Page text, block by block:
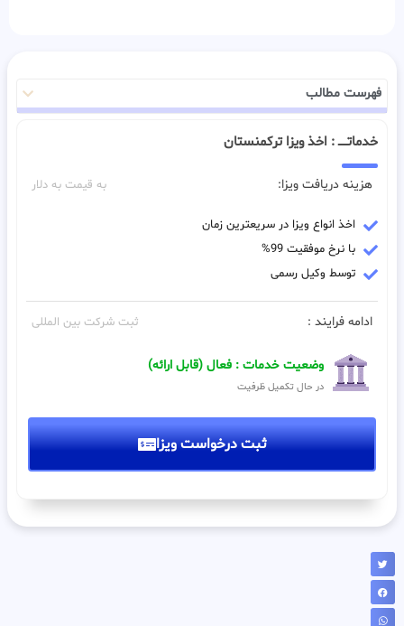
فهرست مطالب
خدماتـــــ : اخذ ویزا ترکمنستان
هزینه دریافت ویزا: به قیمت به دلار
اخذ انواع ویزا در سریعترین زمان
با نرخ موفقیت 99%
توسط وکیل رسمی
ادامه فرایند : ثبت شرکت بین المللی
وضعیت خدمات : فعال (قابل ارائه)
در حال تکمیل ظرفیت
ثبت درخواست ویزا